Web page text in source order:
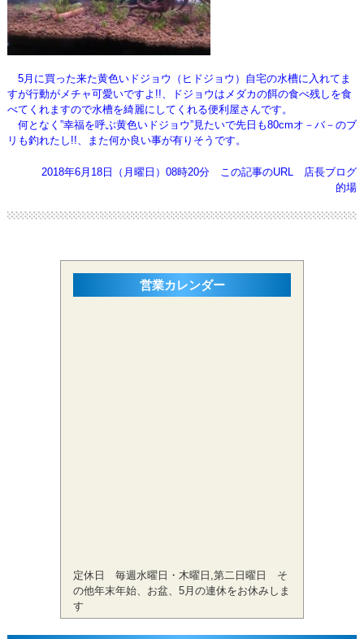
5月に買った来た黄色いドジョウ（ヒドジョウ）自宅の水槽に入れてま
すが行動がメチャ可愛いですよ!!、
ドジョウはメダカの餌の食べ残しを食
べてくれますので水槽を綺麗にしてくれる便利屋さんです。
何となく”幸福を呼ぶ黄色いドジョウ”見たいで先日も80cmオ－バ－のブ
リも釣れたし!!、また何か良い事が有りそうです。
2018年6月18日（月曜日）08時20分 この記事のURL
店長ブログ
的場
営業カレンダー
定休日 毎週水曜日・木曜日,第二日曜日 そ
の他年末年始、お盆、5月の連休をお休みしま
す